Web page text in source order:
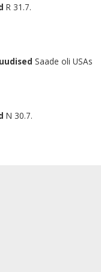
R 31.7.
Saade oli USAs
N 30.7.